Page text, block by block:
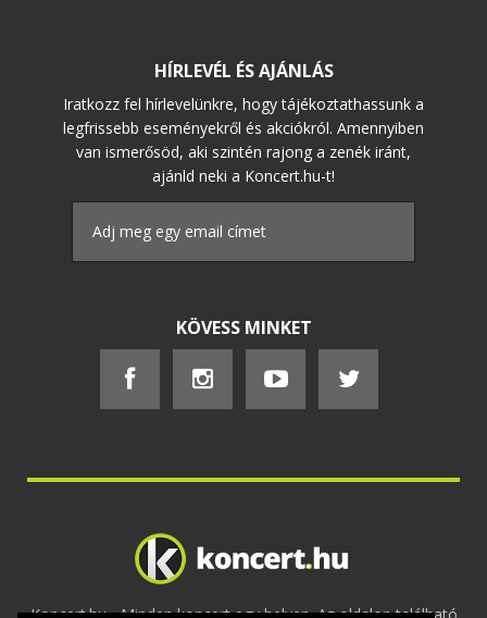
HÍRLEVÉL ÉS AJÁNLÁS
Iratkozz fel hírlevelünkre, hogy tájékoztathassunk a
legfrissebb eseményekről és akciókról. Amennyiben
van ismerősöd, aki szintén rajong a zenék iránt,
ajánld neki a Koncert.hu-t!
KÖVESS MINKET